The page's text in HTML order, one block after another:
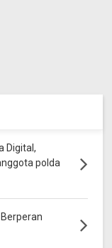
Digital,
polda